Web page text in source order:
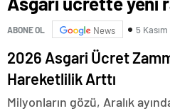
ABONE OL News 5
2026 Asgari Ücret
Hareketlilik Arttı
Milyonların gözü, Aralık